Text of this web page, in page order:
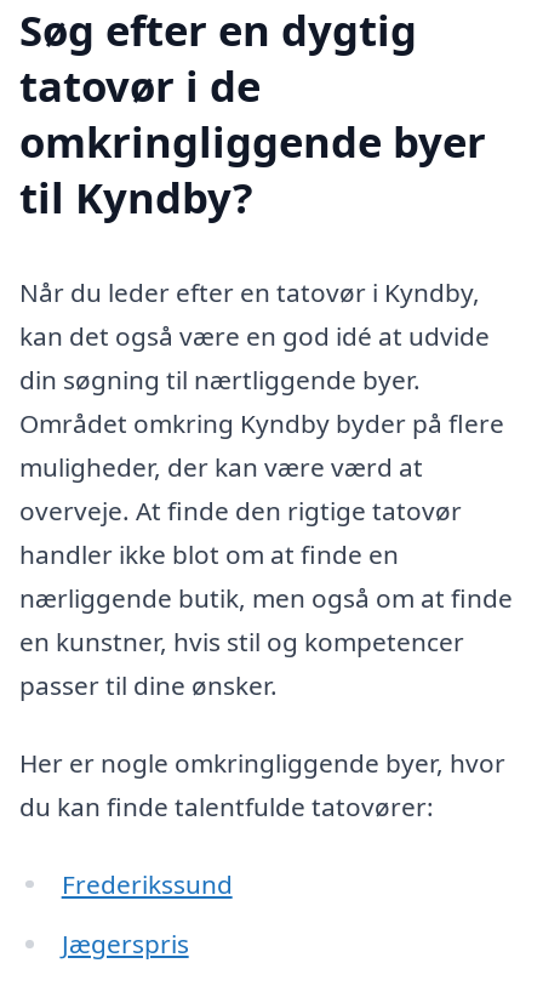
Søg efter en dygtig
tatovør i de
omkringliggende byer
til Kyndby?
Når du leder efter en tatovør i Kyndby,
kan det også være en god idé at udvide
din søgning til nærtliggende byer.
Området omkring Kyndby byder på flere
muligheder, der kan være værd at
overveje. At finde den rigtige tatovør
handler ikke blot om at finde en
nærliggende butik, men også om at finde
en kunstner, hvis stil og kompetencer
passer til dine ønsker.
Her er nogle omkringliggende byer, hvor
du kan finde talentfulde tatovører:
Frederikssund
Jægerspris